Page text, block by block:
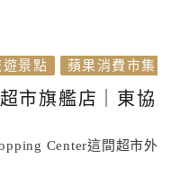
遊景點 蘋果消費市集
市旗艦店｜東協
Center這間超市外